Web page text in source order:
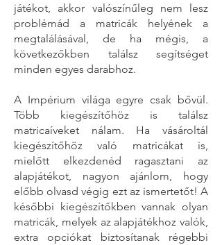
játékot, akkor valószínűleg nem lesz
problémád a matricák helyének a
megtalálásával, de ha mégis, a
következőkben találsz segítséget
minden egyes darabhoz.
A Impérium világa egyre csak bővül.
Több kiegészítőhöz is találsz
matricaíveket nálam. Ha vásároltál
kiegészítőhöz való matricákat is,
mielőtt elkezdenéd ragasztani az
alapjátékot, nagyon ajánlom, hogy
előbb olvasd végig ezt az ismertetőt! A
későbbi kiegészítőkben vannak olyan
matricák, melyek az alapjátékhoz valók,
extra opciókat biztosítanak régebbi